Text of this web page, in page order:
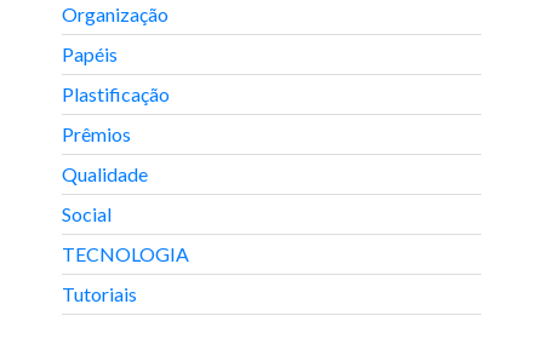
Organização
Papéis
Plastificação
Prêmios
Qualidade
Social
TECNOLOGIA
Tutoriais